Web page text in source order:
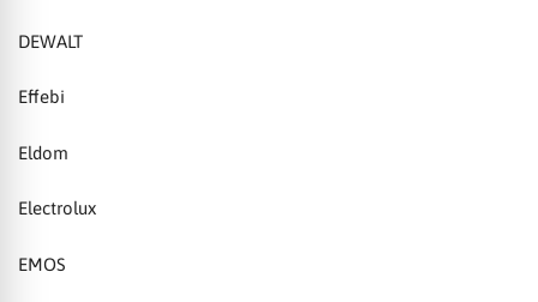
DEWALT
Effebi
Eldom
Electrolux
EMOS